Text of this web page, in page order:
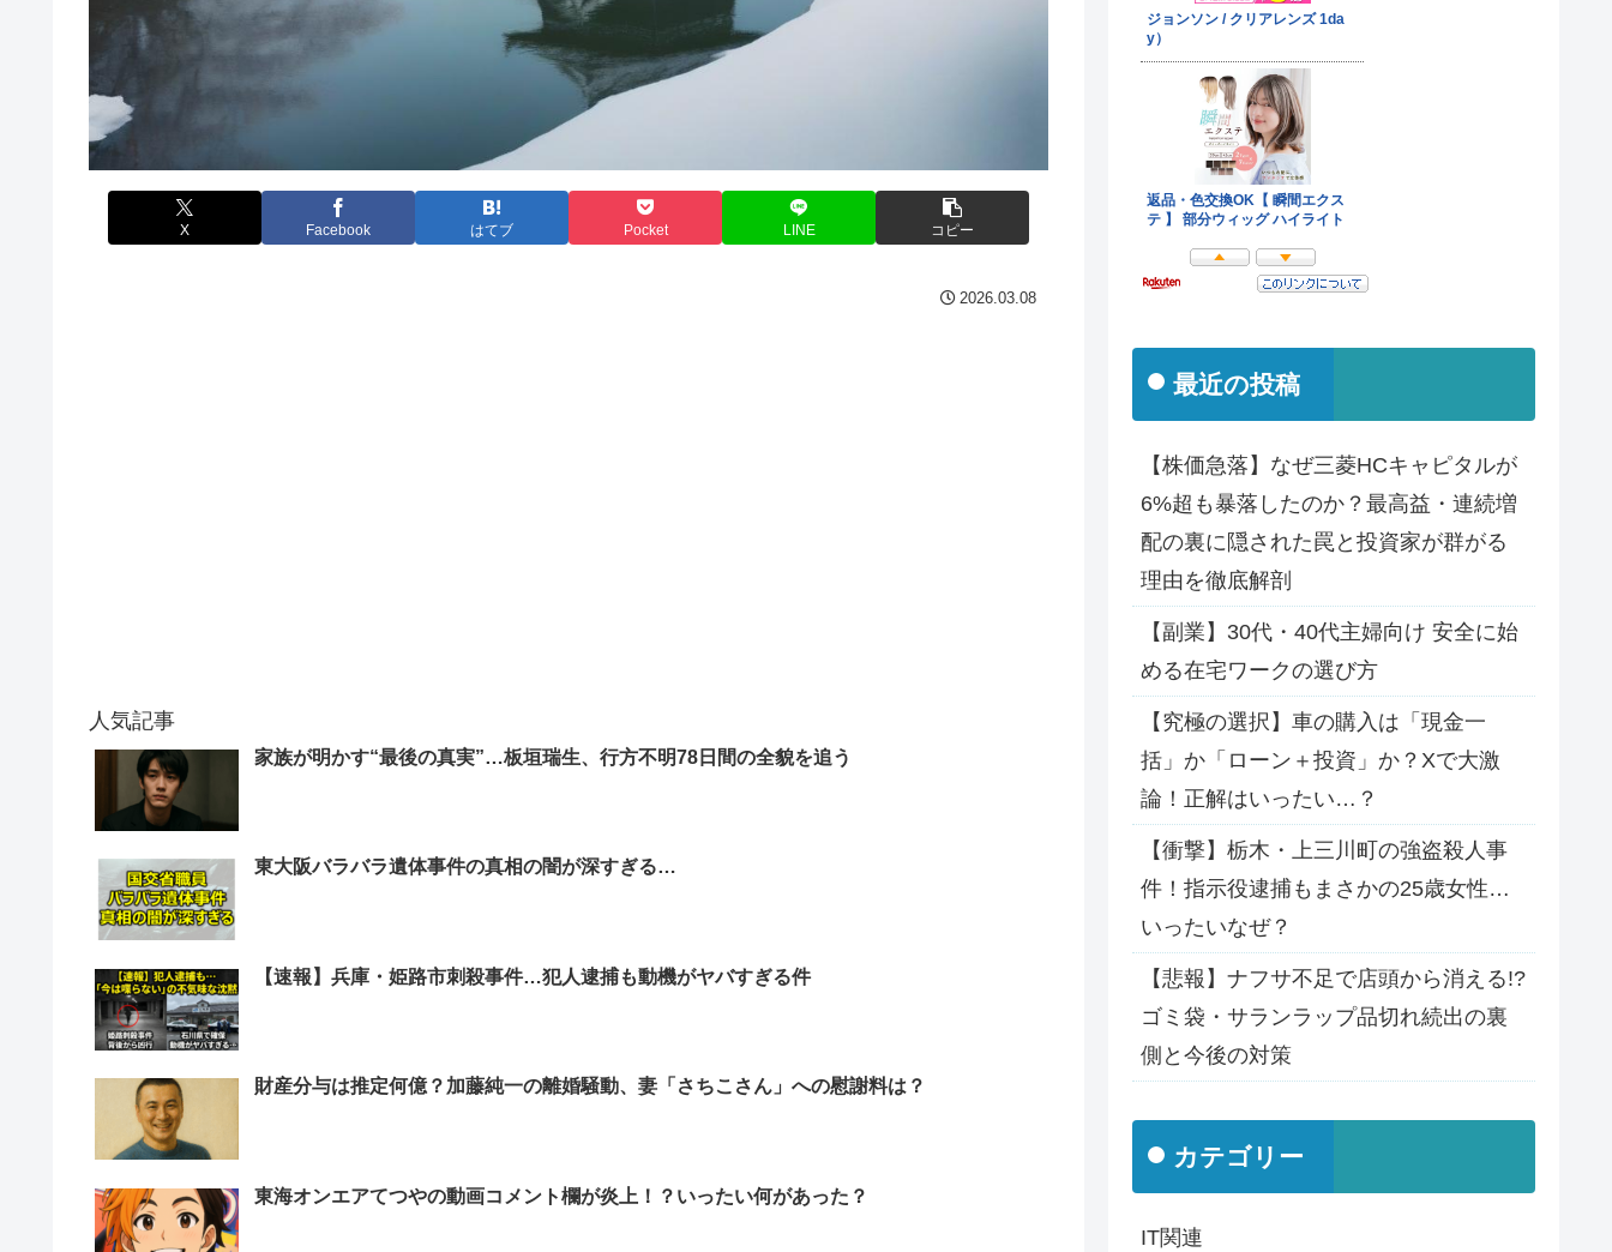
X Facebook はてブ Pocket LINE コピー
2026.03.08
人気記事
家族が明かす“最後の真実”…板垣瑞生、行方不明78日間の全貌を追う
東大阪バラバラ遺体事件の真相の闇が深すぎる…
【速報】兵庫・姫路市刺殺事件…犯人逮捕も動機がヤバすぎる件
財産分与は推定何億？加藤純一の離婚騒動、妻「さちこさん」への慰謝料は？
東海オンエアてつやの動画コメント欄が炎上！？いったい何があった？
最近の投稿
【株価急落】なぜ三菱HCキャピタルが
6%超も暴落したのか？最高益・連続増
配の裏に隠された罠と投資家が群がる
理由を徹底解剖
【副業】30代・40代主婦向け 安全に始
める在宅ワークの選び方
【究極の選択】車の購入は「現金一
括」か「ローン＋投資」か？Xで大激
論！正解はいったい…？
【衝撃】栃木・上三川町の強盗殺人事
件！指示役逮捕もまさかの25歳女性…
いったいなぜ？
【悲報】ナフサ不足で店頭から消える!?
ゴミ袋・サランラップ品切れ続出の裏
側と今後の対策
カテゴリー
IT関連